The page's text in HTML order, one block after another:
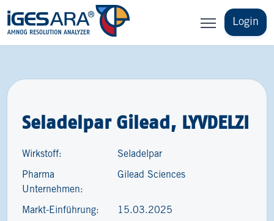
Login
Seladelpar Gilead, LYVDELZI
Wirkstoff: Seladelpar
Pharma
Unternehmen:
Gilead Sciences
Markt-Einführung: 15.03.2025